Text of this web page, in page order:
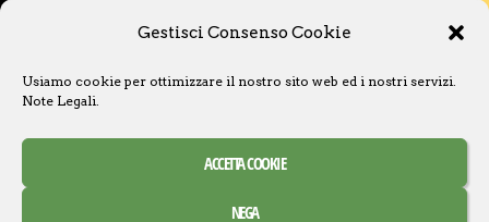
Gestisci Consenso Cookie
Usiamo cookie per ottimizzare il nostro sito web ed i nostri servizi.
Note Legali.
ACCETTA COOKIE
NEGA
Questo sito non è collegato a Lucasfilm LTD o
a The Walt Disney Company o ad altre
Ogni nome, titolo, immagine o qualsiasi altra
forma, appartiene ai propri detentori.